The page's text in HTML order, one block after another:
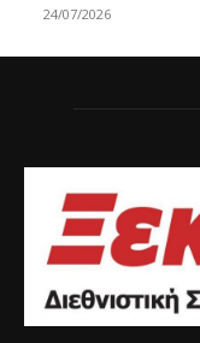
24/07/2026